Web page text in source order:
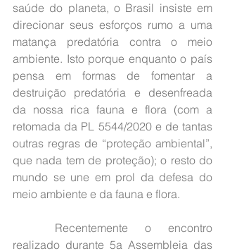
saúde do planeta, o Brasil insiste em
direcionar seus esforços rumo a uma
matança predatória contra o meio
ambiente. Isto porque enquanto o país
pensa em formas de fomentar a
destruição predatória e desenfreada
da nossa rica fauna e flora (com a
retomada da PL 5544/2020 e de tantas
outras regras de “proteção ambiental”,
que nada tem de proteção); o resto do
mundo se une em prol da defesa do
meio ambiente e da fauna e flora.
realizado durante 5a Assembleia das